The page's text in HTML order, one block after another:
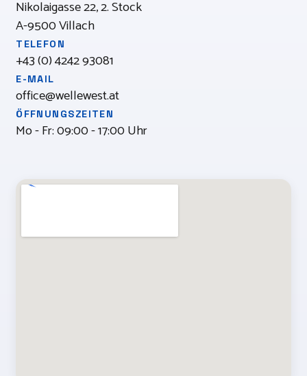
Nikolaigasse 22, 2. Stock
A-9500 Villach
TELEFON
+43 (0) 4242 93081
E-MAIL
office@wellewest.at
ÖFFNUNGSZEITEN
Mo - Fr: 09:00 - 17:00 Uhr